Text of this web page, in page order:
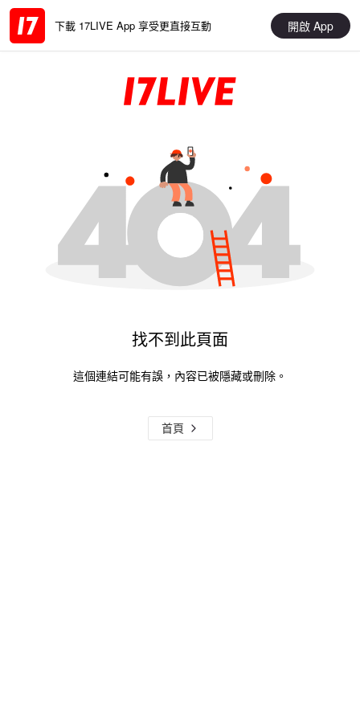
下載 17LIVE App 享受更直接互動 開啟 App
找不到此頁面
這個連結可能有誤，內容已被隱藏或刪除。
首頁